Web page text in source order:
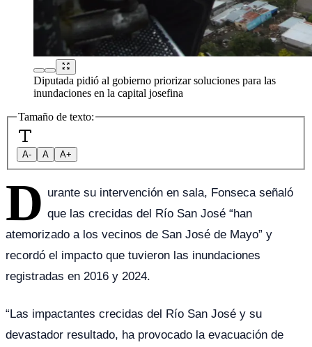
Diputada pidió al gobierno priorizar soluciones para las
inundaciones en la capital josefina
Tamaño de texto:
A- A A+
D urante su intervención en sala, Fonseca señaló
que las crecidas del Río San José “han
atemorizado a los vecinos de San José de Mayo” y
recordó el impacto que tuvieron las inundaciones
registradas en 2016 y 2024.
“Las impactantes crecidas del Río San José y su
devastador resultado, ha provocado la evacuación de